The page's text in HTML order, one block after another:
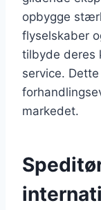
opbygge
flyselskaber
tilbyde deres
service.
markedet.